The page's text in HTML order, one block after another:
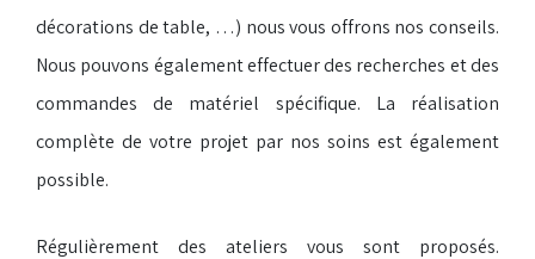
décorations de table, …) nous vous offrons nos conseils.
Nous pouvons également effectuer des recherches et des
commandes de matériel spécifique. La réalisation
complète de votre projet par nos soins est également
possible.
Régulièrement des ateliers vous sont proposés.